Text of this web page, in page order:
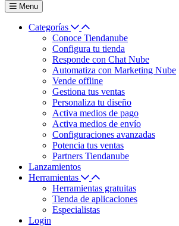
Menu
Categorías
Conoce Tiendanube
Configura tu tienda
Responde con Chat Nube
Automatiza con Marketing Nube
Vende offline
Gestiona tus ventas
Personaliza tu diseño
Activa medios de pago
Activa medios de envío
Configuraciones avanzadas
Potencia tus ventas
Partners Tiendanube
Lanzamientos
Herramientas
Herramientas gratuitas
Tienda de aplicaciones
Especialistas
Login